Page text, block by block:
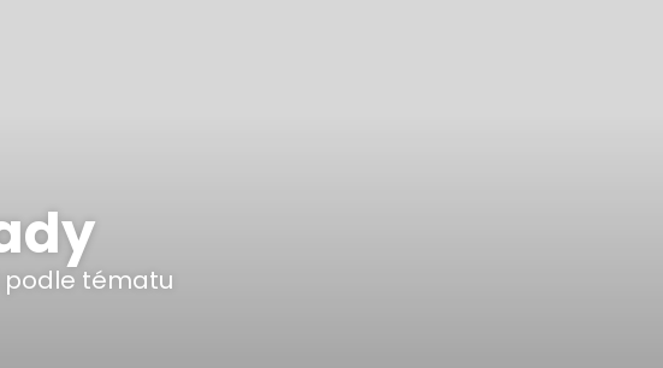
tématu